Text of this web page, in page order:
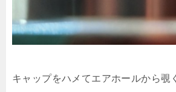
キャップをハメてエアホールから覗